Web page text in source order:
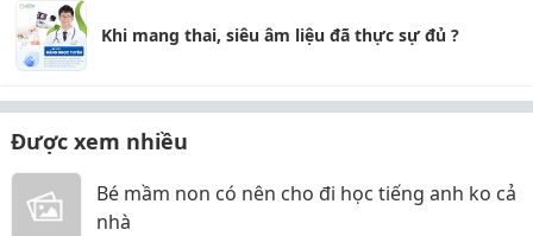
Khi mang thai, siêu âm liệu đã thực sự đủ ?
Được xem nhiều
Bé mầm non có nên cho đi học tiếng anh ko cả
nhà